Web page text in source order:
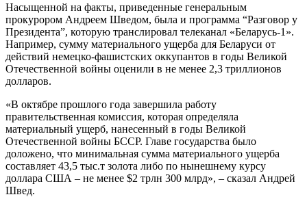
Насыщенной на факты, приведенные генеральным
прокурором Андреем Шведом, была и программа “Разговор у
Президента”, которую транслировал телеканал «Беларусь-1».
Например, сумму материального ущерба для Беларуси от
действий немецко-фашистских оккупантов в годы Великой
Отечественной войны оценили в не менее 2,3 триллионов
долларов.
«В октябре прошлого года завершила работу
правительственная комиссия, которая определяла
материальный ущерб, нанесенный в годы Великой
Отечественной войны БССР. Главе государства было
доложено, что минимальная сумма материального ущерба
составляет 43,5 тыс.т золота либо по нынешнему курсу
доллара США – не менее $2 трлн 300 млрд», – сказал Андрей
Швед.